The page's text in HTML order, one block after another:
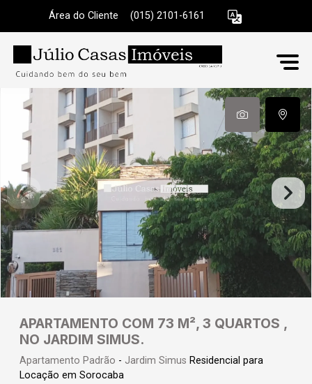
Área do Cliente (015) 2101-6161
APARTAMENTO COM 73 M², 3 QUARTOS ,
NO JARDIM SIMUS.
Apartamento Padrão - Jardim Simus Residencial para
Locação em Sorocaba